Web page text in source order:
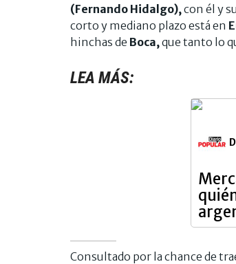
(Fernando Hidalgo), con él y
corto y mediano plazo está en
hinchas de Boca, que tanto lo
LEA MÁS:
Consultado por la chance de